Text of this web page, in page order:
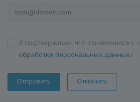
Я подтверждаю, что ознакомился с «
обработке персональных данных»
Отменить